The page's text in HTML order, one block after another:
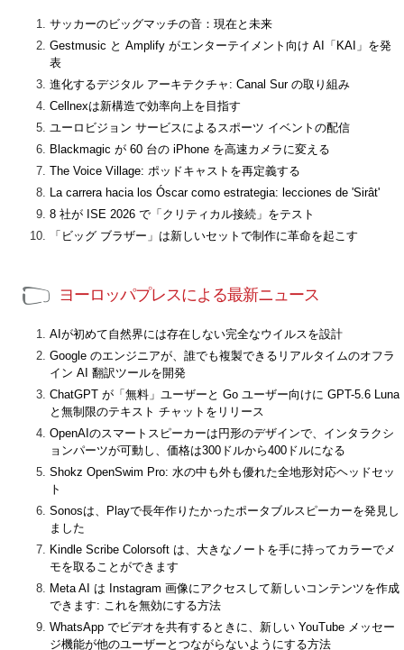
サッカーのビッグマッチの音：現在と未来
Gestmusic と Amplify がエンターテイメント向け AI「KAI」を発
表
進化するデジタル アーキテクチャ: Canal Sur の取り組み
Cellnexは新構造で効率向上を目指す
ユーロビジョン サービスによるスポーツ イベントの配信
Blackmagic が 60 台の iPhone を高速カメラに変える
The Voice Village: ポッドキャストを再定義する
La carrera hacia los Óscar como estrategia: lecciones de 'Sirât'
8 社が ISE 2026 で「クリティカル接続」をテスト
「ビッグ ブラザー」は新しいセットで制作に革命を起こす
ヨーロッパプレスによる最新ニュース
AIが初めて自然界には存在しない完全なウイルスを設計
Google のエンジニアが、誰でも複製できるリアルタイムのオフラ
イン AI 翻訳ツールを開発
ChatGPT が「無料」ユーザーと Go ユーザー向けに GPT-5.6 Luna
と無制限のテキスト チャットをリリース
OpenAIのスマートスピーカーは円形のデザインで、インタラクシ
ョンパーツが可動し、価格は300ドルから400ドルになる
Shokz OpenSwim Pro: 水の中も外も優れた全地形対応ヘッドセッ
ト
Sonosは、Playで長年作りたかったポータブルスピーカーを発見し
ました
Kindle Scribe Colorsoft は、大きなノートを手に持ってカラーでメ
モを取ることができます
Meta AI は Instagram 画像にアクセスして新しいコンテンツを作成
できます: これを無効にする方法
WhatsApp でビデオを共有するときに、新しい YouTube メッセー
ジ機能が他のユーザーとつながらないようにする方法